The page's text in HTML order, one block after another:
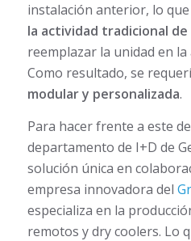
instalación anterior, lo que
la actividad tradicional de
reemplazar la unidad en la
Como resultado, se
modular y personalizada.
Para hacer frente a este
departamento de I+D de
solución única en
empresa innovadora del
especializa en la
remotos y dry coolers. Lo